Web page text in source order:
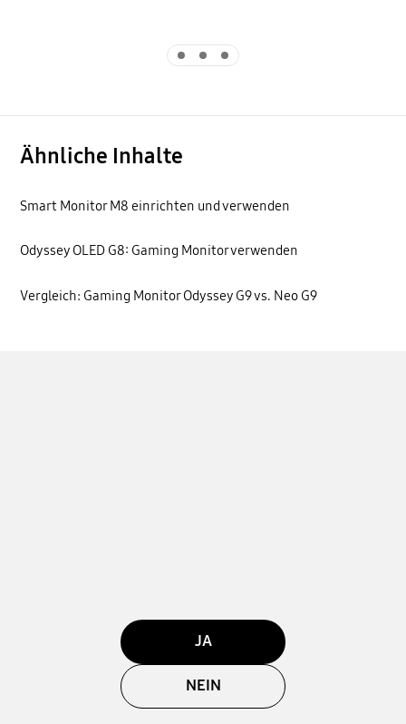
Ähnliche Inhalte
Smart Monitor M8 einrichten und verwenden
Odyssey OLED G8: Gaming Monitor verwenden
Vergleich: Gaming Monitor Odyssey G9 vs. Neo G9
JA
NEIN